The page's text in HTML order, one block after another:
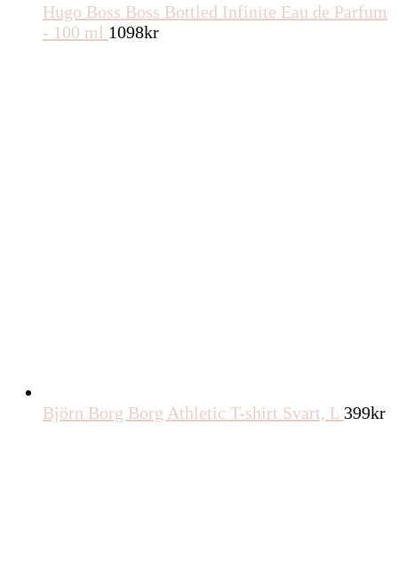
Hugo Boss Boss Bottled Infinite Eau de Parfum
- 100 ml 1098kr
Björn Borg Borg Athletic T-shirt Svart, L 399kr